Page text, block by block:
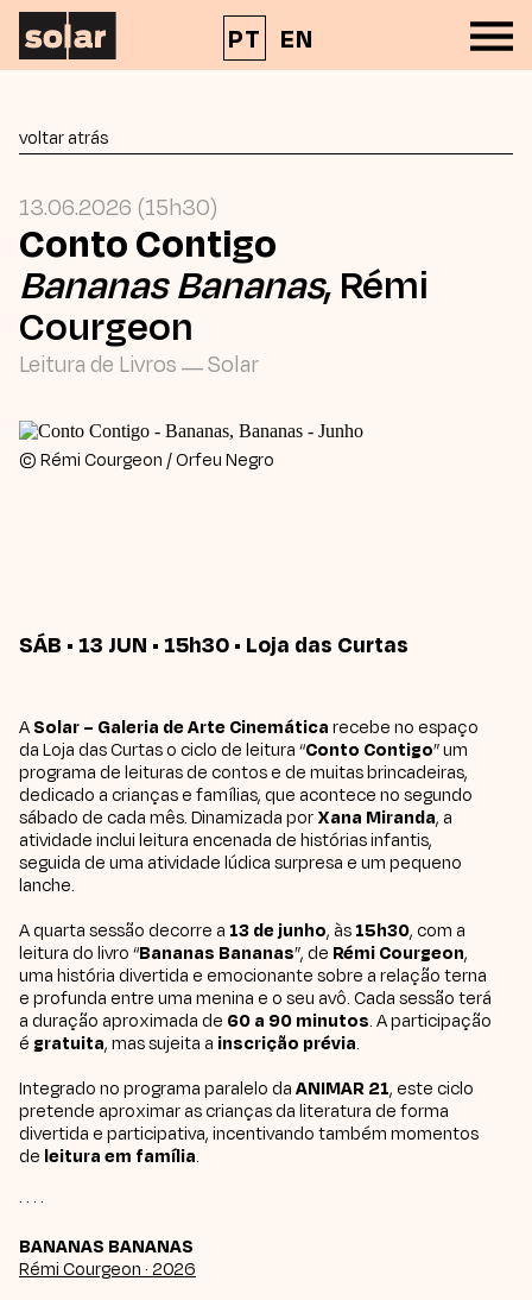
PT EN
voltar atrás
13.06.2026 (15h30)
Conto Contigo
Bananas Bananas, Rémi
Courgeon
Leitura de Livros—Solar
© Rémi Courgeon / Orfeu Negro
SÁB • 13 JUN • 15h30 • Loja das Curtas
ASolar – Galeria de Arte Cinemáticarecebe no espaço
da Loja das Curtas o ciclo de leitura “Conto Contigo” um
programa de leituras de contos e de muitas brincadeiras,
dedicado a crianças e famílias, que acontece no segundo
sábado de cada mês. Dinamizada porXana Miranda, a
atividade inclui leitura encenada de histórias infantis,
seguida de uma atividade lúdica surpresa e um pequeno
lanche.
A quarta sessão decorre a13 de junho, às15h30, com a
leitura do livro “Bananas Bananas”, de Rémi Courgeon,
uma história divertida e emocionante sobre a relação terna
e profunda entre uma menina e o seu avô. Cada sessão terá
a duração aproximada de 60 a 90 minutos. A participação
égratuita, mas sujeita a inscrição prévia.
Integrado no programa paralelo daANIMAR 21, este ciclo
pretende aproximar as crianças da literatura de forma
divertida e participativa, incentivando também momentos
de leitura em família.
· · · ·
BANANAS BANANAS
Rémi Courgeon · 2026